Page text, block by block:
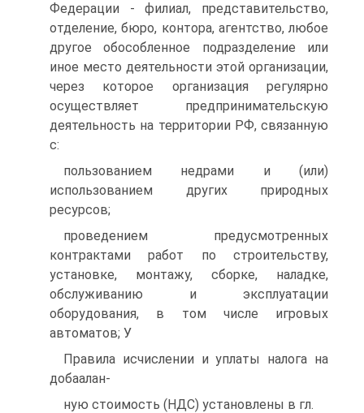
Федерации - филиал, представительство,
отделение, бюро, контора, агентство, любое
другое обособленное подразделение или
иное место деятельности этой организации,
через которое организация регулярно
осуществляет предпринимательскую
деятельность на территории РФ, связанную
с:
пользованием недрами и (или)
использованием других природных
ресурсов;
проведением предусмотренных
контрактами работ по строительству,
установке, монтажу, сборке, наладке,
обслуживанию и эксплуатации
оборудования, в том числе игровых
автоматов; У
Правила исчислении и уплаты налога на
добаалан-
ную стоимость (НДС) установлены в гл.